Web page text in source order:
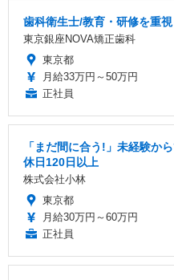
歯科衛生士/教育・研修を重
東京銀座NOVA矯正歯科
東京都
月給33万円～50万円
正社員
「まだ間に合う!」未経験か
休日120日以上
株式会社小林
東京都
月給30万円～60万円
正社員